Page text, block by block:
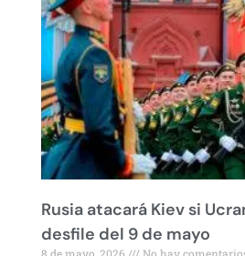
Rusia atacará Kiev si
desfile del 9 de mayo